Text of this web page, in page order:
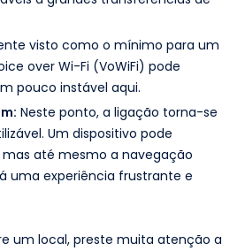
visto como o mínimo para um
over Wi-Fi (VoWiFi) pode
pouco instável aqui.
Neste ponto, a ligação torna-se
Um dispositivo pode
até mesmo a navegação
uma experiência frustrante e
um local, preste muita atenção a